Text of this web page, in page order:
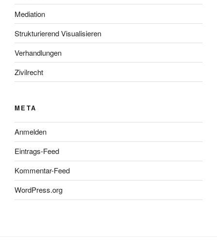
Mediation
Strukturierend Visualisieren
Verhandlungen
Zivilrecht
META
Anmelden
Eintrags-Feed
Kommentar-Feed
WordPress.org